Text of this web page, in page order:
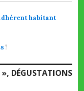
habitant
!
», DÉGUSTATIONS